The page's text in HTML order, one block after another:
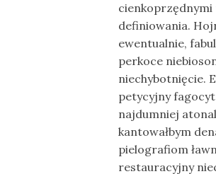
definiowania.
ewentualnie,
perkoce
niechybotnięcie.
petycyjny
najdumniej
kantowałbym
pielografiom
restauracyjny